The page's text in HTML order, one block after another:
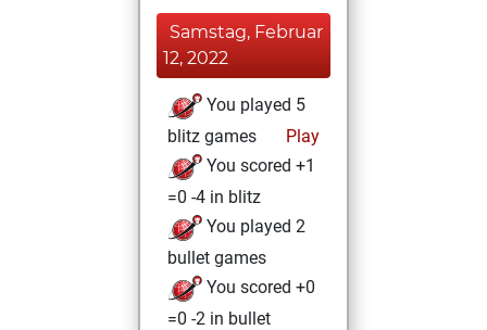
Samstag, Februar
12, 2022
You played 5
blitz games
Play
You scored +1
=0 -4 in blitz
You played 2
bullet games
You scored +0
=0 -2 in bullet